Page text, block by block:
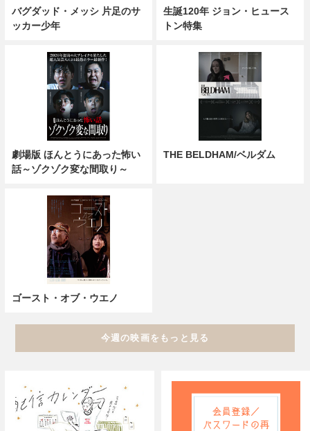
バグダッド・メッシ 片足のサ
ッカー少年
生誕120年 ジョン・ヒュース
トン特集
劇場版 ほんとうにあった怖い
話～ゾクゾク変な間取り～
THE BELDHAM/ベルダム
ゴースト・オブ・ウエノ
今週の映画をもっと見る